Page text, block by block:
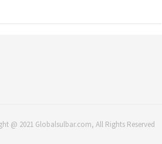
@ 2021 Globalsulbar.com, All Rights Reserved